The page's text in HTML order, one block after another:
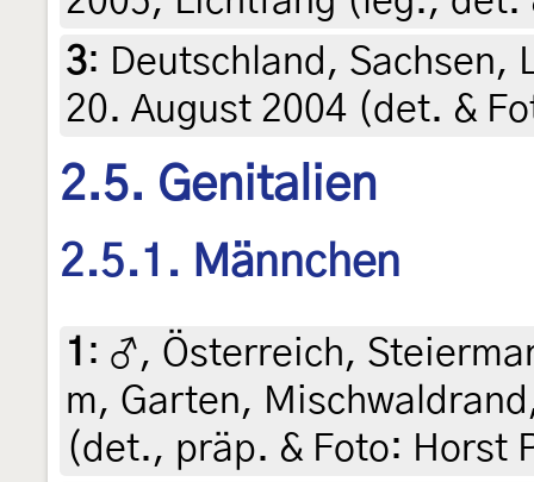
3: Deutschland, Sachsen,
20. August 2004 (det. &
2.5. Genitalien
2.5.1. Männchen
1 : ♂, Österreich,
m, Garten,
(det., präp. & Foto: Horst